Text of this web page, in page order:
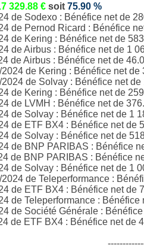
329.88 € soit 75.90 %
de Sodexo : Bénéfice net de
de Pernod Ricard : Bénéfice
de Kering : Bénéfice net de
de Airbus : Bénéfice net de 1
de Airbus : Bénéfice net de
de Kering : Bénéfice net de
de Solvay : Bénéfice net de
de Kering : Bénéfice net de
de LVMH : Bénéfice net de
de Solvay : Bénéfice net de 1
de ETF BX4 : Bénéfice net de
de Solvay : Bénéfice net de
de BNP PARIBAS : Bénéfice
de BNP PARIBAS : Bénéfice
de Solvay : Bénéfice net de 1
de Teleperformance :
de ETF BX4 : Bénéfice net de
de Teleperformance : Bénéfice
de Société Générale :
de ETF BX4 : Bénéfice net de